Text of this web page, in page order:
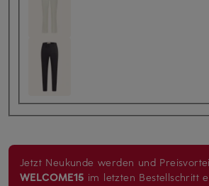
Jetzt Neukunde werden und
WELCOME15 im letzten Bestellschritt